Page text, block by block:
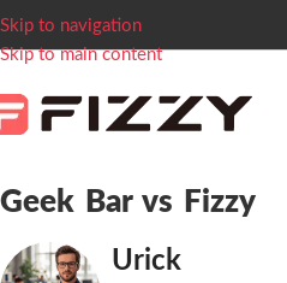
Skip to navigation
Skip to main content
Geek Bar vs Fizzy
Urick